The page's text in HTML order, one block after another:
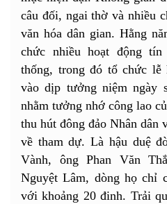
câu đối, ngai thờ và nhiều
văn hóa dân gian. Hằng
chức nhiều hoạt động
thống, trong đó tổ chức
vào dịp tưởng niệm ngày
nhằm tưởng nhớ công lao
thu hút đông đảo Nhân dân
về tham dự. Là hậu duệ
Vành, ông Phan Văn
Nguyệt Lâm, dòng họ chỉ
với khoảng 20 đinh. Trải